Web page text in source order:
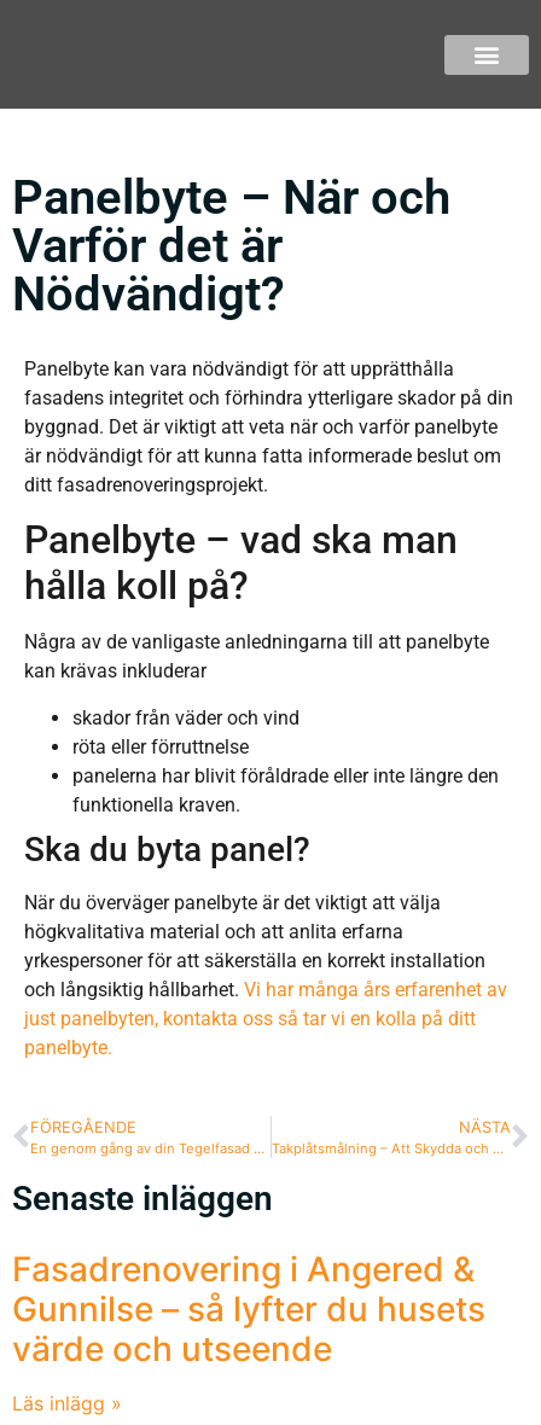
Panelbyte – När och
Varför det är
Nödvändigt?
Panelbyte kan vara nödvändigt för att upprätthålla
fasadens integritet och förhindra ytterligare skador på din
byggnad. Det är viktigt att veta när och varför panelbyte
är nödvändigt för att kunna fatta informerade beslut om
ditt fasadrenoveringsprojekt.
Panelbyte – vad ska man
hålla koll på?
Några av de vanligaste anledningarna till att panelbyte
kan krävas inkluderar
skador från väder och vind
röta eller förruttnelse
panelerna har blivit föråldrade eller inte längre den
funktionella kraven.
Ska du byta panel?
När du överväger panelbyte är det viktigt att välja
högkvalitativa material och att anlita erfarna
yrkespersoner för att säkerställa en korrekt installation
och långsiktig hållbarhet. Vi har många års erfarenhet av
just panelbyten, kontakta oss så tar vi en kolla på ditt
panelbyte.
FÖREGÅENDE
En genom gång av din Tegelfasad – Viktiga punkter om fasadvård
NÄSTA
Takplåtsmålning – Att Skydda och Försköna Ditt Tak
Senaste inläggen
Fasadrenovering i Angered &
Gunnilse – så lyfter du husets
värde och utseende
Läs inlägg »